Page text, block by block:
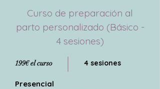
Curso de preparación al
parto personalizado (Básico -
4 sesiones)
199€ el curso 4 sesiones
Presencial